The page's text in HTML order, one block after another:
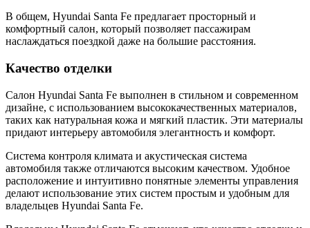
В общем, Hyundai Santa Fe предлагает просторный и
комфортный салон, который позволяет пассажирам
наслаждаться поездкой даже на большие расстояния.
Качество отделки
Салон Hyundai Santa Fe выполнен в стильном и современном
дизайне, с использованием высококачественных материалов,
таких как натуральная кожа и мягкий пластик. Эти материалы
придают интерьеру автомобиля элегантность и комфорт.
Система контроля климата и акустическая система
автомобиля также отличаются высоким качеством. Удобное
расположение и интуитивно понятные элементы управления
делают использование этих систем простым и удобным для
владельцев Hyundai Santa Fe.